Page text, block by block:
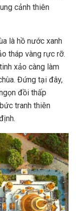
cảnh thiên
là hồ nước xanh
tháp vàng rực rỡ.
xảo càng làm
Đứng tại đây,
đồi thấp
tranh thiên